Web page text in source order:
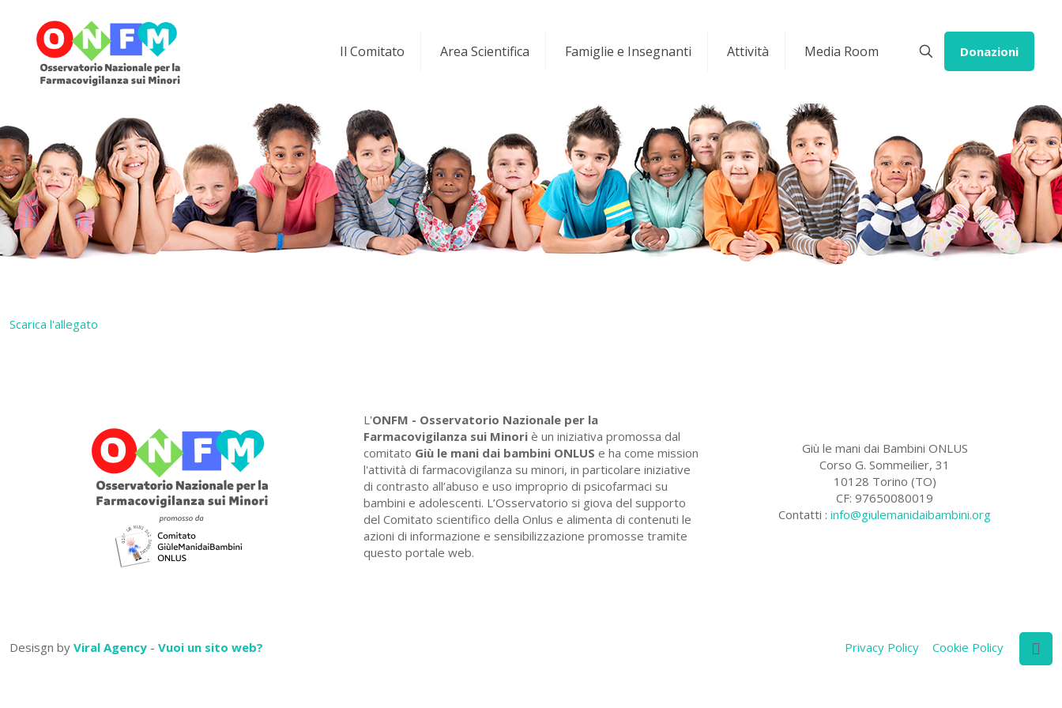
Il Comitato Area Scientifica Famiglie e Insegnanti Attività Media Room Donazioni
Scarica l'allegato
L'ONFM - Osservatorio Nazionale per la
Farmacovigilanza sui Minori è un iniziativa promossa dal
comitato Giù le mani dai bambini ONLUS e ha come mission
l'attività di farmacovigilanza su minori, in particolare iniziative
di contrasto all’abuso e uso improprio di psicofarmaci su
bambini e adolescenti. L’Osservatorio si giova del supporto
del Comitato scientifico della Onlus e alimenta di contenuti le
azioni di informazione e sensibilizzazione promosse tramite
questo portale web.
Giù le mani dai Bambini ONLUS
Corso G. Sommeilier, 31
10128 Torino (TO)
CF: 97650080019
Contatti :info@giulemanidaibambini.org
Desisgn by Viral Agency - Vuoi un sito web? Privacy Policy Cookie Policy